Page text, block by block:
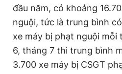
đầu năm, có khoảng
nguội, tức là trung bình
xe máy bị phạt nguội mỗi
6, tháng 7 thì trung bình
3.700 xe máy bị CSGT